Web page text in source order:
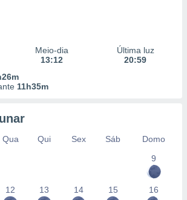
Meio-dia
13:12
Última luz
20:59
11h35m
Qua Qui Sex Sáb
Domo
9
12 13 14 15 16